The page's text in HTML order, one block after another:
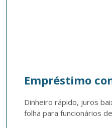
Empréstimo
Dinheiro rápido, juros
folha para funcionários